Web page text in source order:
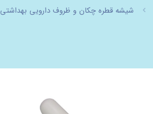
شیشه قطره چکان و ظروف دارویی بهداشتی